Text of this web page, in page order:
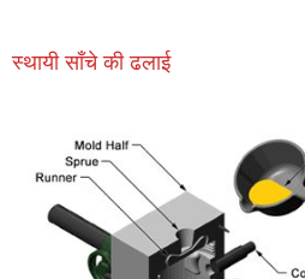
स्थायी साँचे की ढलाई